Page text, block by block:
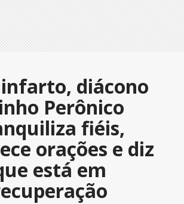
diácono
Perônico
fiéis,
orações e diz
está em